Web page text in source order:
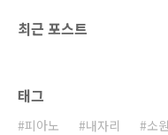
최근 포스트
태그
피아노 내자리 소